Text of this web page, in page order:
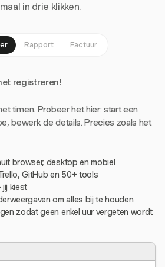
in drie klikken.
Rapport Factuur
registreren!
timen. Probeer het hier: start een
bewerk de details. Precies zoals het
browser, desktop en mobiel
GitHub en 50+ tools
kiest
om alles bij te houden
zodat geen enkel uur vergeten wordt